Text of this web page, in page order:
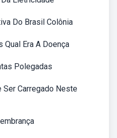
Do Brasil Colônia
Qual Era A Doença
Polegadas
Ser Carregado Neste